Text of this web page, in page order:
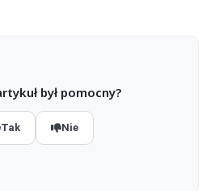
był pomocny?
Tak Nie